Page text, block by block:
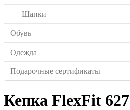
Шапки
Обувь
Одежда
Подарочные сертификаты
Кепка FlexFit